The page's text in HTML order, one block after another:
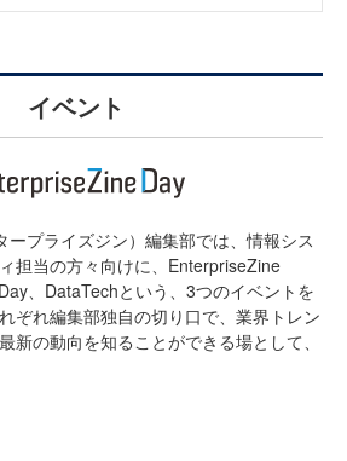
イベント
プライズジン）編集部では、情報シス
担当の方々向けに、EnterpriseZine
、DataTechという、3つのイベントを
ぞれ編集部独自の切り口で、業界トレン
新の動向を知ることができる場として、